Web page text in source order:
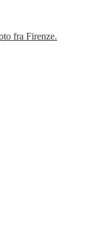
fra Firenze.